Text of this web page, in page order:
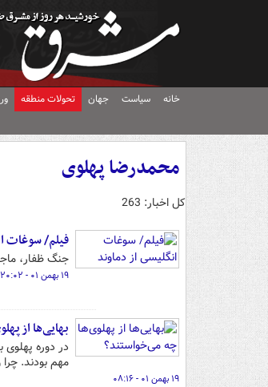
خانه سیاست جهان تحولات منطقه
محمدرضا پهلوی
کل اخبار: 263
فیلم/ سوغات
جنگ ظفار،
۱۹ بهمن ۰۱ - ۲۰:۰۲
بهایی‌ها از
در دوره پهلوی
مهم بودند.
۱۹ بهمن ۰۱ - ۰۸:۱۶